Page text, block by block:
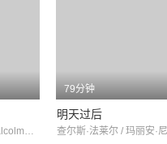
EleanorBoardman / MalcolmMcGregor / AlecB.Francis
79分钟
明天过后